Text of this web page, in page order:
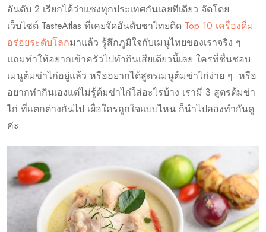
อันดับ 2 เรียกได้ว่าแซงทุกประเทศกันเลยทีเดียว จัดโดย
เว็บไซต์ TasteAtlas ที่เคยจัดอันดับชาไทยติด Top 10 เครื่องดื่ม
อร่อยระดับโลกมาแล้ว รู้สึกภูมิใจกับเมนูไทยของเราจริง ๆ
แถมทำให้อยากเข้าครัวไปทำกินเสียเดียวนี้เลย ใครที่ชื่นชอบ
เมนูต้มข่าไก่อยู่แล้ว หรืออยากได้สูตรเมนูต้มข่าไก่ง่าย ๆ หรือ
อยากทำกินเองแต่ไม่รู้ต้มข่าไก่ใส่อะไรบ้าง เรามี 3 สูตรต้มข่า
ไก่ ที่แตกต่างกันไป เผื่อใครถูกใจแบบไหน ก็นำไปลองทำกันดู
ค่ะ